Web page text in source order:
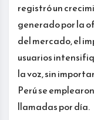
registró un
generado por la
del mercado, el
usuarios
la voz, sin
Perú se
llamadas por día.